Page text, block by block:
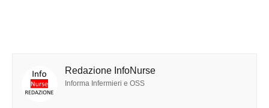
Redazione InfoNurse
Informa Infermieri e OSS